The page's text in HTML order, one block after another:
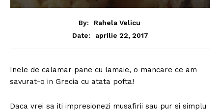
By:
Rahela Velicu
Date:
aprilie 22, 2017
Inele de calamar pane cu lamaie, o mancare ce am
savurat-o in Grecia cu atata pofta!
Daca vrei sa iti impresionezi musafirii sau pur si simplu